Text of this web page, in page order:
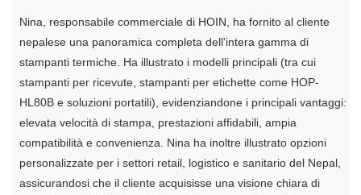
Nina, responsabile commerciale di HOIN, ha fornito al cliente
nepalese una panoramica completa dell'intera gamma di
stampanti termiche. Ha illustrato i modelli principali (tra cui
stampanti per ricevute, stampanti per etichette come HOP-
HL80B e soluzioni portatili), evidenziandone i principali vantaggi:
elevata velocità di stampa, prestazioni affidabili, ampia
compatibilità e convenienza. Nina ha inoltre illustrato opzioni
personalizzate per i settori retail, logistico e sanitario del Nepal,
assicurandosi che il cliente acquisisse una visione chiara di